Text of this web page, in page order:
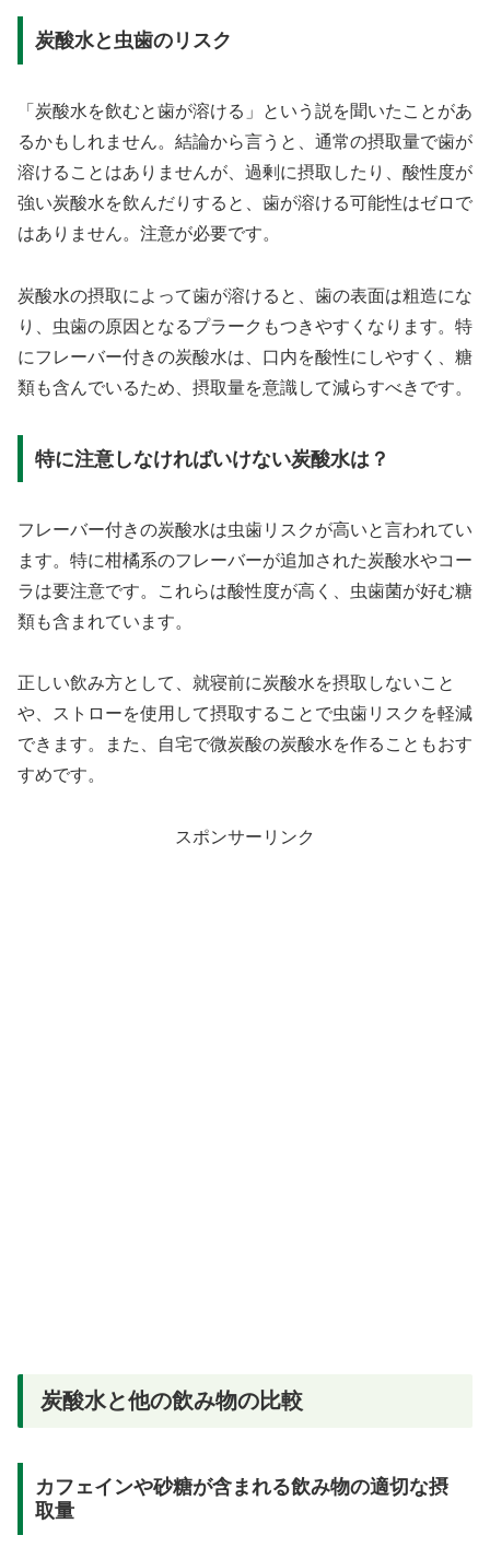
炭酸水と虫歯のリスク
「炭酸水を飲むと歯が溶ける」という説を聞いたことがあ
るかもしれません。結論から言うと、通常の摂取量で歯が
溶けることはありませんが、過剰に摂取したり、酸性度が
強い炭酸水を飲んだりすると、歯が溶ける可能性はゼロで
はありません。注意が必要です。
炭酸水の摂取によって歯が溶けると、歯の表面は粗造にな
り、虫歯の原因となるプラークもつきやすくなります。特
にフレーバー付きの炭酸水は、口内を酸性にしやすく、糖
類も含んでいるため、摂取量を意識して減らすべきです。
特に注意しなければいけない炭酸水は？
フレーバー付きの炭酸水は虫歯リスクが高いと言われてい
ます。特に柑橘系のフレーバーが追加された炭酸水やコー
ラは要注意です。これらは酸性度が高く、虫歯菌が好む糖
類も含まれています。
正しい飲み方として、就寝前に炭酸水を摂取しないこと
や、ストローを使用して摂取することで虫歯リスクを軽減
できます。また、自宅で微炭酸の炭酸水を作ることもおす
すめです。
スポンサーリンク
炭酸水と他の飲み物の比較
カフェインや砂糖が含まれる飲み物の適切な摂
取量